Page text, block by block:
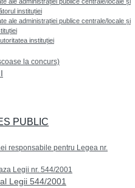
instituției
ale administrației publice centrale/locale și
instituției
la concurs)
PUBLIC
responsabile pentru Legea nr.
Legii nr. 544/2001
Legii 544/2001